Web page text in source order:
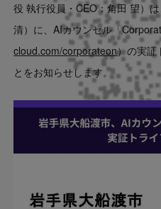
US website
役 執行役員・CEO：角田 望）
清）に、AIカウンセル「
cloud.com/corporateon）の実証
とをお知らせします。